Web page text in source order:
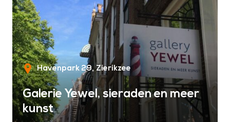
Havenpark 29 Zierikzee
Galerie Yewel, sieraden en meer
kunst